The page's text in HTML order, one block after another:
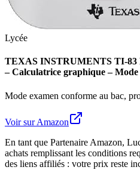
Lycée
TEXAS INSTRUMENTS TI-83
– Calculatrice graphique – Mode
Mode examen conforme au bac,
Voir sur Amazon
En tant que Partenaire Amazon,
achats remplissant les conditions
des liens affiliés : votre prix reste